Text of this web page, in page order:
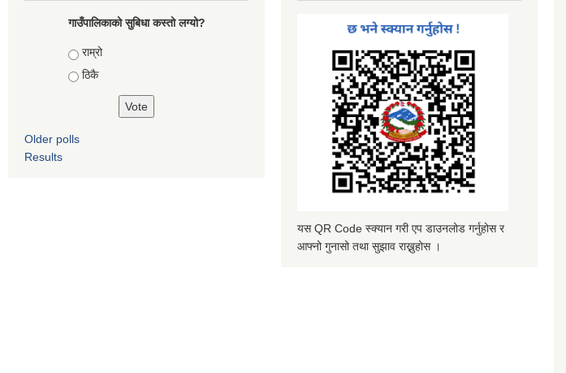
गाउँपालिकाको सुबिधा कस्तो लग्यो?
Choices
राम्रो
ठिकै
Older polls
Results
यस QR Code स्क्यान गरी एप डाउनलोड गर्नुहोस र
आफ्नो गुनासो तथा सुझाव राख्नुहोस ।